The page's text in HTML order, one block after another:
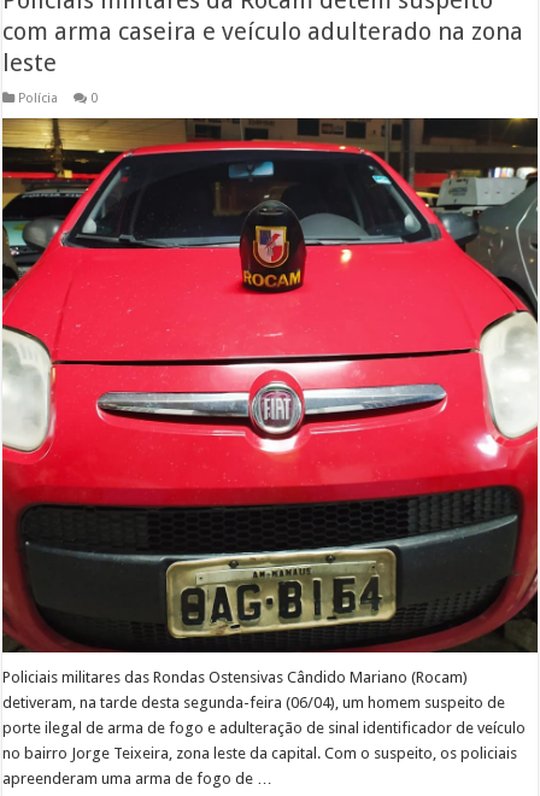
com arma caseira e veículo adulterado na zona
leste
Polícia 0
Policiais militares das Rondas Ostensivas Cândido Mariano (Rocam)
detiveram, na tarde desta segunda-feira (06/04), um homem suspeito de
porte ilegal de arma de fogo e adulteração de sinal identificador de veículo
no bairro Jorge Teixeira, zona leste da capital. Com o suspeito, os policiais
apreenderam uma arma de fogo de …